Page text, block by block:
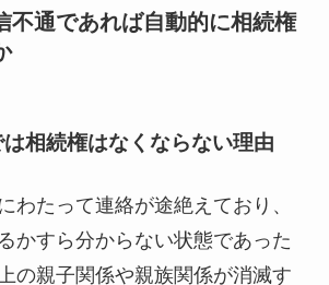
不通であれば自動的に相続権
相続権はなくならない理由
わたって連絡が途絶えており、
かすら分からない状態であった
の親子関係や親族関係が消滅す